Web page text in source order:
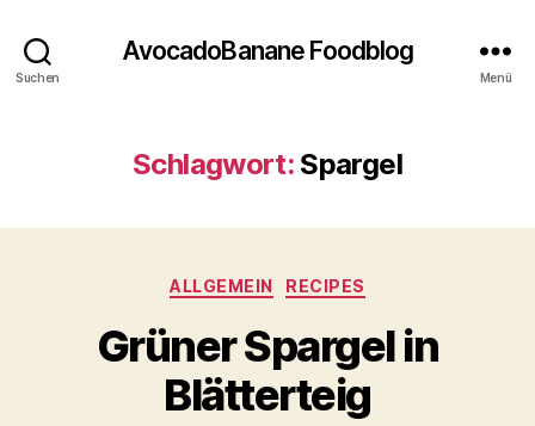
Suchen
AvocadoBanane Foodblog
Menü
Schlagwort: Spargel
Kategorien
ALLGEMEIN RECIPES
Grüner Spargel in
Blätterteig